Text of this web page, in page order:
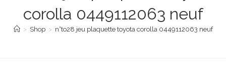
corolla 0449112063 neuf
> Shop > n°to28 jeu plaquette toyota corolla 0449112063 neuf